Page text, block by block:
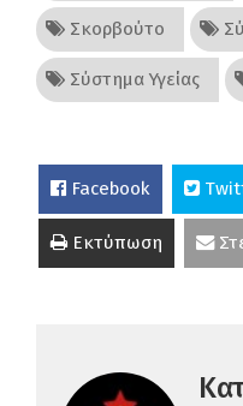
Σκορβούτο
Σύστημα Υγείας
Facebook
Εκτύπωση